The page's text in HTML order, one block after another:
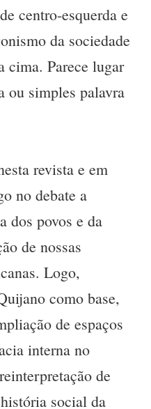
centro-esquerda e
da sociedade
cima. Parece lugar
ou simples palavra
revista e em
no debate a
dos povos e da
de nossas
Logo,
como base,
de espaços
interna no
de
social da